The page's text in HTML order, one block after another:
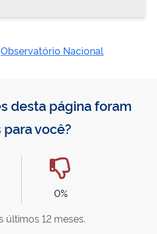
Observatório Nacional
desta página foram
para você?
0%
últimos 12 meses.